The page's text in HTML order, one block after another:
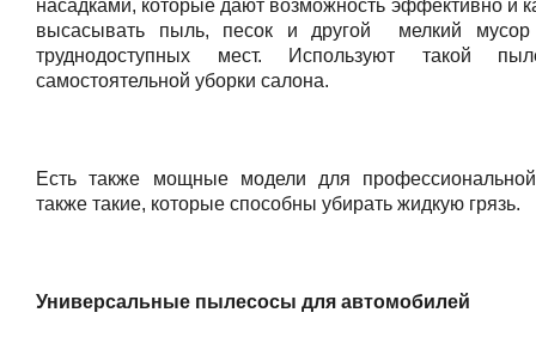
насадками, которые дают возможность эффективно и
высасывать пыль, песок и другой мелкий
труднодоступных мест. Используют такой
самостоятельной уборки салона.
Есть также мощные модели для
также такие, которые способны убирать жидкую грязь.
Универсальные пылесосы для автомобилей